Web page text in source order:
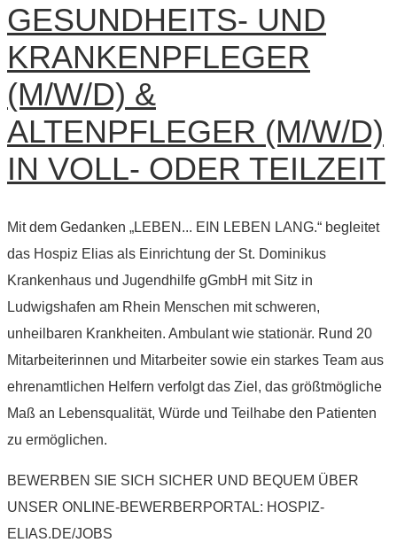
GESUNDHEITS- UND
KRANKENPFLEGER
(M/W/D) &
ALTENPFLEGER (M/W/D)
IN VOLL- ODER TEILZEIT
Mit dem Gedanken „LEBEN... EIN LEBEN LANG.“ begleitet
das Hospiz Elias als Einrichtung der St. Dominikus
Krankenhaus und Jugendhilfe gGmbH mit Sitz in
Ludwigshafen am Rhein Menschen mit schweren,
unheilbaren Krankheiten. Ambulant wie stationär. Rund 20
Mitarbeiterinnen und Mitarbeiter sowie ein starkes Team aus
ehrenamtlichen Helfern verfolgt das Ziel, das größtmögliche
Maß an Lebensqualität, Würde und Teilhabe den Patienten
zu ermöglichen.
BEWERBEN SIE SICH SICHER UND BEQUEM ÜBER
UNSER ONLINE-BEWERBERPORTAL: HOSPIZ-
ELIAS.DE/JOBS